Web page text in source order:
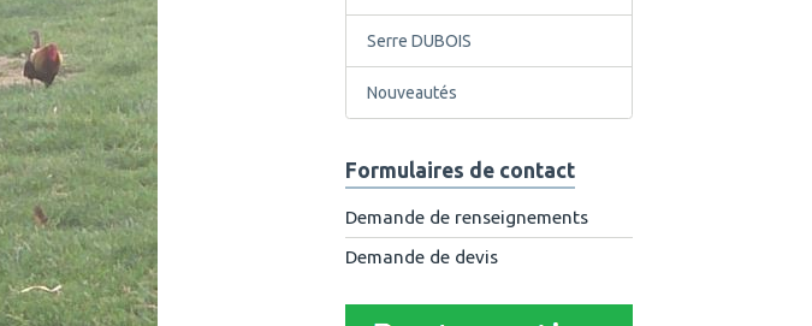
Serre DUBOIS
Nouveautés
Formulaires de contact
Demande de renseignements
Demande de devis